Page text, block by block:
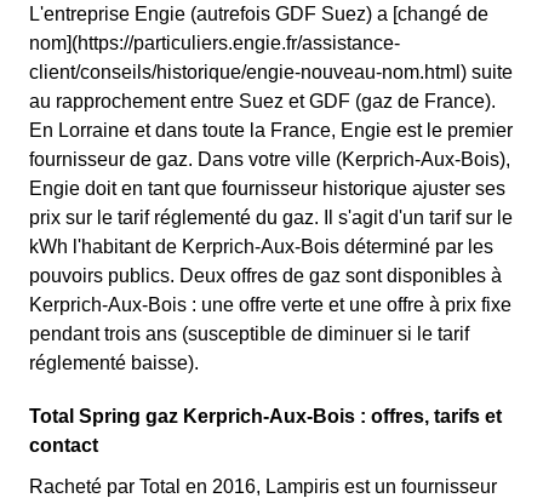
L'entreprise Engie (autrefois GDF Suez) a [changé de
nom](https://particuliers.engie.fr/assistance-
client/conseils/historique/engie-nouveau-nom.html) suite
au rapprochement entre Suez et GDF (gaz de France).
En Lorraine et dans toute la France, Engie est le premier
fournisseur de gaz. Dans votre ville (Kerprich-Aux-Bois),
Engie doit en tant que fournisseur historique ajuster ses
prix sur le tarif réglementé du gaz. Il s'agit d'un tarif sur le
kWh l'habitant de Kerprich-Aux-Bois déterminé par les
pouvoirs publics. Deux offres de gaz sont disponibles à
Kerprich-Aux-Bois : une offre verte et une offre à prix fixe
pendant trois ans (susceptible de diminuer si le tarif
réglementé baisse).
Total Spring gaz Kerprich-Aux-Bois : offres, tarifs et
contact
Racheté par Total en 2016, Lampiris est un fournisseur